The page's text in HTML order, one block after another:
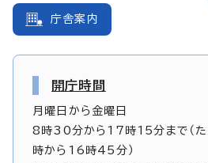
庁舎案内
開庁時間
月曜日から金曜日
8時30分から17時15分まで（た
時から16時45分）